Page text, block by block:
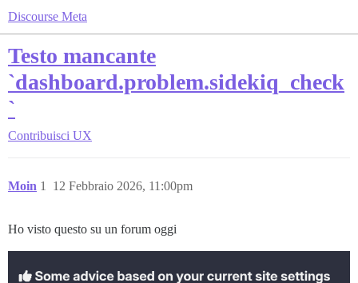
Discourse Meta
Testo mancante
`dashboard.problem.sidekiq_check
`
Contribuisci UX
Moin 12 Febbraio 2026, 11:00pm
1
Ho visto questo su un forum oggi